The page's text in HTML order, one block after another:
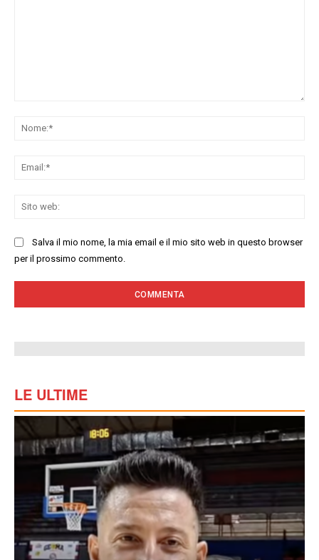
Salva il mio nome, la mia email e il mio sito web in questo browser
per il prossimo commento.
LE ULTIME